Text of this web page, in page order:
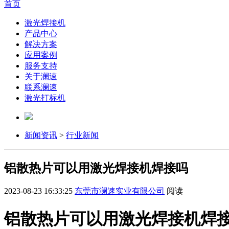
首页
激光焊接机
产品中心
解决方案
应用案例
服务支持
关于澜速
联系澜速
激光打标机
新闻资讯 > 行业新闻
铝散热片可以用激光焊接机焊接吗
2023-08-23 16:33:25 东莞市澜速实业有限公司 阅读
铝散热片可以用激光焊接机焊